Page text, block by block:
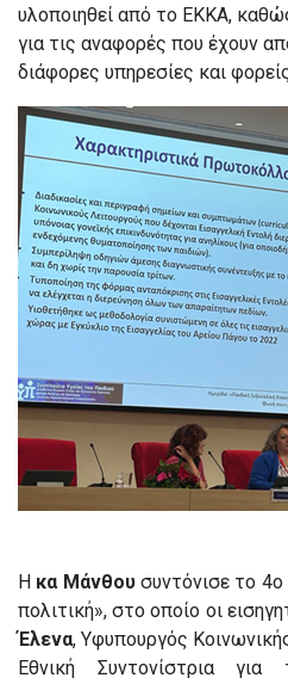
υλοποιηθεί από το ΕΚΚΑ,
για τις αναφορές που έχουν
διάφορες υπηρεσίες και
Η κα Μάνθουσυντόνισε το 4ο
πολιτική», στο οποίο οι
Έλενα, Υφυπουργός
Εθνική Συντονίστρια